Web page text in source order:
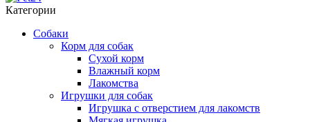
Категории
Собаки
Корм для собак
Сухой корм
Влажный корм
Лакомства
Игрушки для собак
Игрушка с отверстием для лакомств